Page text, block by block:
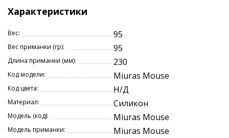
в самую плохую погоду. Удивительные
водоотталкивающие свойства бактейла и работа
двойного хвоста практически на паузе делают
приманку настоящим большим магнитом для
матерого хищника.
Характеристики
Вес: 95
Вес приманки (гр): 95
Длина приманки (мм): 230
Код модели: Miuras Mouse
Код цвета: Н/Д
Материал: Силикон
Модель (код): Miuras Mouse
Модель приманки: Miuras Mouse